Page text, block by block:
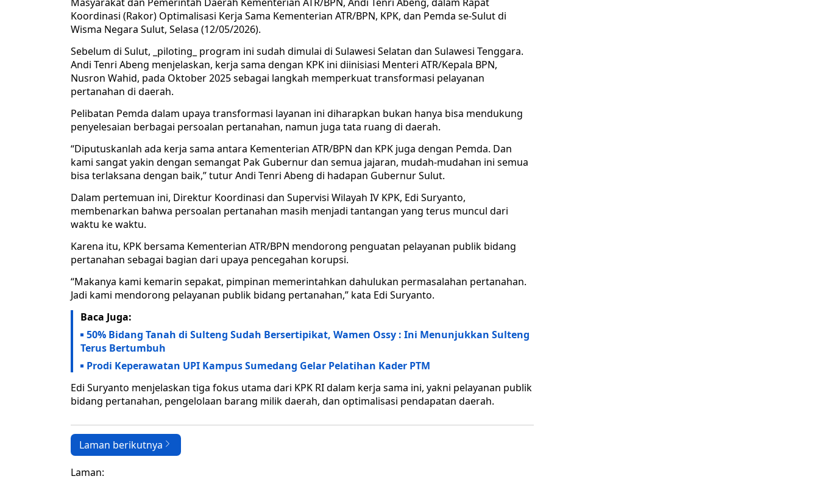
Koordinasi (Rakor) Optimalisasi Kerja Sama Kementerian ATR/BPN, KPK, dan Pemda se-Sulut di
Wisma Negara Sulut, Selasa (12/05/2026).
Sebelum di Sulut, _piloting_ program ini sudah dimulai di Sulawesi Selatan dan Sulawesi Tenggara.
Andi Tenri Abeng menjelaskan, kerja sama dengan KPK ini diinisiasi Menteri ATR/Kepala BPN,
Nusron Wahid, pada Oktober 2025 sebagai langkah memperkuat transformasi pelayanan
pertanahan di daerah.
Pelibatan Pemda dalam upaya transformasi layanan ini diharapkan bukan hanya bisa mendukung
penyelesaian berbagai persoalan pertanahan, namun juga tata ruang di daerah.
“Diputuskanlah ada kerja sama antara Kementerian ATR/BPN dan KPK juga dengan Pemda. Dan
kami sangat yakin dengan semangat Pak Gubernur dan semua jajaran, mudah-mudahan ini semua
bisa terlaksana dengan baik,” tutur Andi Tenri Abeng di hadapan Gubernur Sulut.
Dalam pertemuan ini, Direktur Koordinasi dan Supervisi Wilayah IV KPK, Edi Suryanto,
membenarkan bahwa persoalan pertanahan masih menjadi tantangan yang terus muncul dari
waktu ke waktu.
Karena itu, KPK bersama Kementerian ATR/BPN mendorong penguatan pelayanan publik bidang
pertanahan sebagai bagian dari upaya pencegahan korupsi.
“Makanya kami kemarin sepakat, pimpinan memerintahkan dahulukan permasalahan pertanahan.
Jadi kami mendorong pelayanan publik bidang pertanahan,” kata Edi Suryanto.
Baca Juga:
50% Bidang Tanah di Sulteng Sudah Bersertipikat, Wamen Ossy : Ini Menunjukkan Sulteng
Terus Bertumbuh
Prodi Keperawatan UPI Kampus Sumedang Gelar Pelatihan Kader PTM
Edi Suryanto menjelaskan tiga fokus utama dari KPK RI dalam kerja sama ini, yakni pelayanan publik
bidang pertanahan, pengelolaan barang milik daerah, dan optimalisasi pendapatan daerah.
Laman berikutnya
Laman: